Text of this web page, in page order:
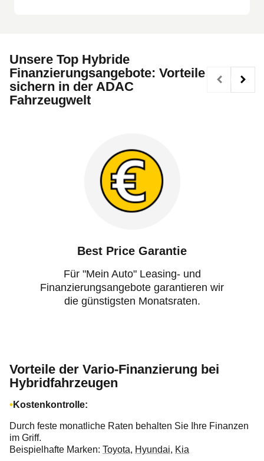
Unsere Top Hybride
Finanzierungsangebote: Vorteile
sichern in der ADAC
Fahrzeugwelt
Best Price Garantie
Für "Mein Auto" Leasing- und
Finanzierungsangebote garantieren wir
die günstigsten Monatsraten.
Vorteile der Vario-Finanzierung bei
Hybridfahrzeugen
Kostenkontrolle:
Durch feste monatliche Raten behalten Sie Ihre Finanzen
im Griff.
Beispielhafte Marken: Toyota, Hyundai, Kia